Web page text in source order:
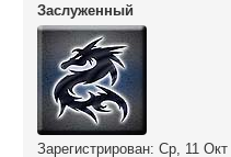
Заслуженный
Зарегистрирован: Ср, 11 Окт